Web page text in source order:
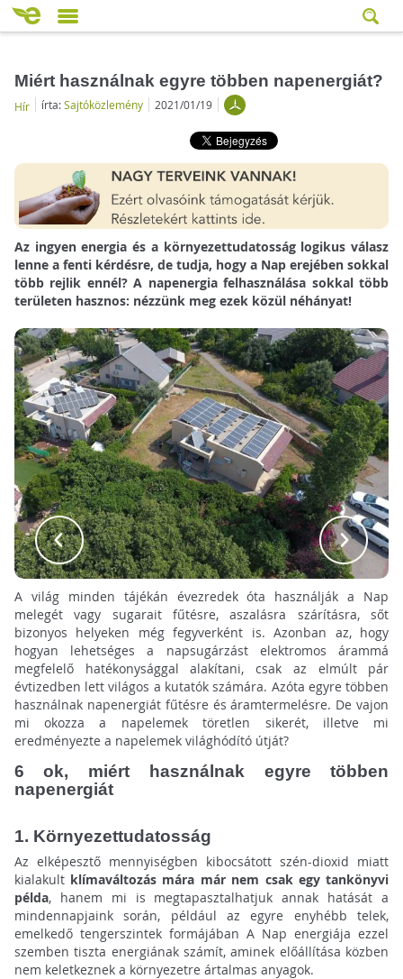
Miért használnak egyre többen napenergiát?
Hír írta:Sajtóközlemény 2021/01/19
Az ingyen energia és a környezettudatosság logikus válasz
lenne a fenti kérdésre, de tudja, hogy a Nap erejében sokkal
több rejlik ennél? A napenergia felhasználása sokkal több
területen hasznos: nézzünk meg ezek közül néhányat!
A világ minden tájékán évezredek óta használják a Nap
melegét vagy sugarait fűtésre, aszalásra szárításra, sőt
bizonyos helyeken még fegyverként is. Azonban az, hogy
hogyan lehetséges a napsugárzást elektromos árammá
megfelelő hatékonysággal alakítani, csak az elmúlt pár
évtizedben lett világos a kutatók számára. Azóta egyre többen
használnak napenergiát fűtésre és áramtermelésre. De vajon
mi okozza a napelemek töretlen sikerét, illetve mi
eredményezte a napelemek világhódító útját?
6 ok, miért használnak egyre többen
napenergiát
1. Környezettudatosság
Az elképesztő mennyiségben kibocsátott szén-dioxid miatt
kialakult klímaváltozás mára már nem csak egy tankönyvi
példa, hanem mi is megtapasztalhatjuk annak hatását a
mindennapjaink során, például az egyre enyhébb telek,
emelkedő tengerszintek formájában A Nap energiája ezzel
szemben tiszta energiának számít, aminek előállítása közben
nem keletkeznek a környezetre ártalmas anyagok.